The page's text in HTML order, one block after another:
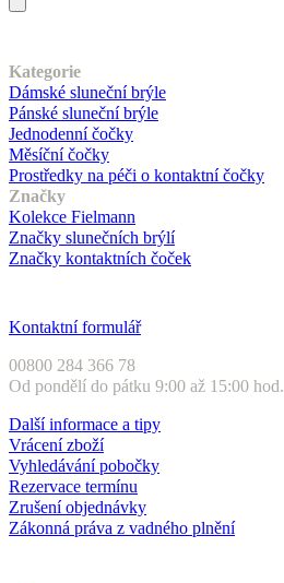
Kategorie
Dámské sluneční brýle
Pánské sluneční brýle
Jednodenní čočky
Měsíční čočky
Prostředky na péči o kontaktní čočky
Značky
Kolekce Fielmann
Značky slunečních brýlí
Značky kontaktních čoček
Kontaktní formulář
00800 284 366 78
Od pondělí do pátku 9:00 až 15:00 hod.
Další informace a tipy
Vrácení zboží
Vyhledávání pobočky
Rezervace termínu
Zrušení objednávky
Zákonná práva z vadného plnění